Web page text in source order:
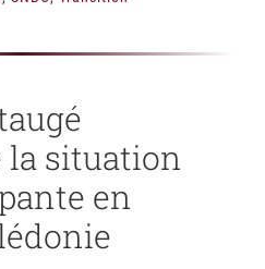
la situation
en